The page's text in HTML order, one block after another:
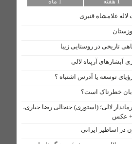
و «اشتباه» است/ راه نجات
کابلی
نیازدارد
لالی؛ فیبر نوری به شهر می‌رسد
لاله غلامشاه قنبری
تاریخی در روستایی زیبا
آرپناه لالی
رؤیای توسعه یا آدرس اشتباه ؟
خطرناک است؟
لالی؛ (استوری) جنجالی رضا جباری،
+ عکس
در اساطیر ایرانی